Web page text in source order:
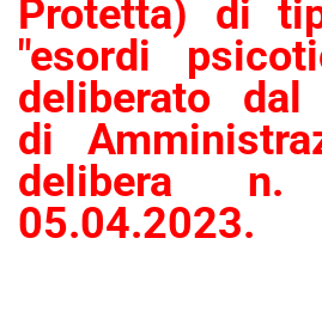
Protetta) di
"esordi
deliberato dal
di
delibera
05.04.2023.